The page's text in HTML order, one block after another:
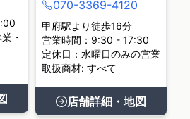
・
070-3369-4120
甲府駅より徒歩16分
営業時間：9:30 - 17:30
定休日：水曜日のみの営業
取扱商材: すべて
店舗詳細・地図